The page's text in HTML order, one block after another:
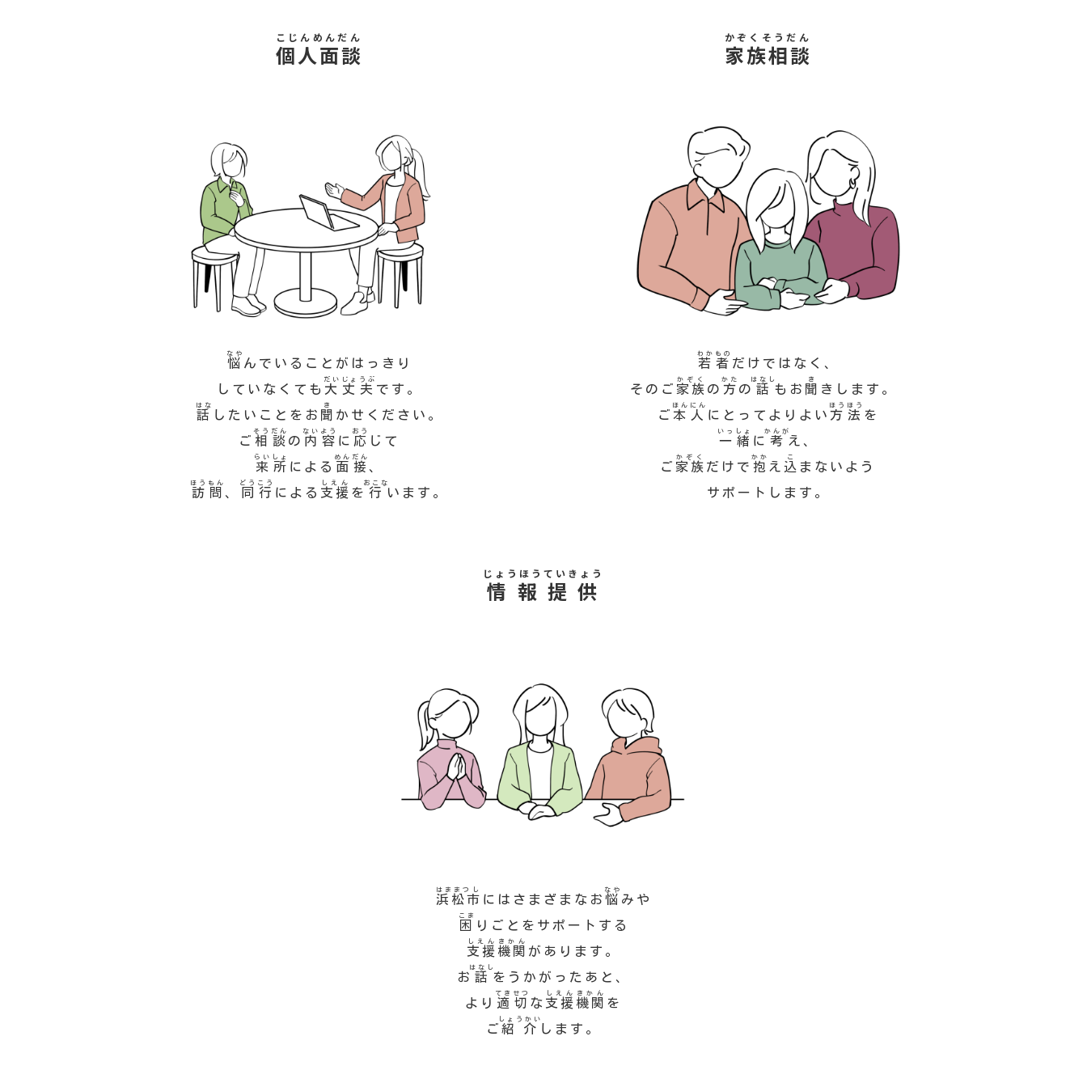
個人面談
こじんめんだん
悩
なや
んでいることがはっきり
していなくても 大丈夫
だいじょうぶ
です。
話
はな
したいことをお 聞
き
かせください。
ご 相談
そうだん
の 内容
ないよう
に 応
おう
じて
来所
らいしょ
による 面接
めんだん
、
訪問
ほうもん
、 同行
どうこう
による 支援
しえん
を 行
おこな
います。
家族相談
かぞくそうだん
若者
わかもの
だけではなく、
そのご 家族
かぞく
の 方
かた
の 話
はなし
もお 聞
き
きします。
ご 本人
ほんにん
にとってよりよい 方法
ほうほう
を
一緒
いっしょ
に 考
かんが
え、
ご 家族
かぞく
だけで 抱
かか
え 込
こ
まないよう
サポートします。
情報提供
じょうほうていきょう
浜松市
はままつし
にはさまざまなお 悩
なや
みや
困
こま
りごとをサポートする
支援機関
しえんきかん
があります。
お 話
はなし
をうかがったあと、
より 適切
てきせつ
な 支援機関
しえんきかん
を
ご 紹介
しょうかい
します。